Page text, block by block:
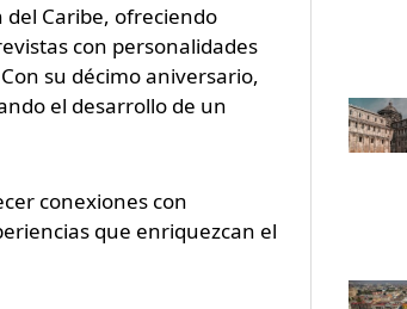
Caribe, ofreciendo
con personalidades
su décimo aniversario,
el desarrollo de un
conexiones con
que enriquezcan el